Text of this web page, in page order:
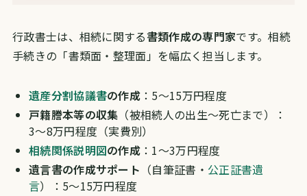
行政書士は、相続に関する書類作成の専門家です。相続
手続きの「書類面・整理面」を幅広く担当します。
遺産分割協議書の作成 ：5〜15万円程度
戸籍謄本等の収集 （被相続人の出生〜死亡まで）：
3〜8万円程度（実費別）
相続関係説明図の作成 ：1〜3万円程度
遺言書の作成サポート （自筆証書・ 公正証書遺
言）：5〜15万円程度